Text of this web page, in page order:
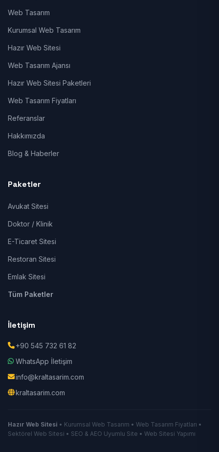
Web Tasarım
Kurumsal Web Tasarım
Hazır Web Sitesi
Web Tasarım Ajansı
Hazır Web Sitesi Paketleri
Web Tasarım Fiyatları
Referanslar
Hakkımızda
Blog & Haberler
Paketler
Avukat Sitesi
Doktor / Klinik
E-Ticaret Sitesi
Restoran Sitesi
Emlak Sitesi
Tüm Paketler
İletişim
+90 545 732 61 82
WhatsApp İletişim
info@kraltasarim.com
kraltasarim.com
Hazır Web Sitesi • Kurumsal Web Tasarım • Web Tasarım Fiyatları •
Sektörel Web Sitesi • SEO & AEO Uyumlu Site • Web Sitesi Yapımı